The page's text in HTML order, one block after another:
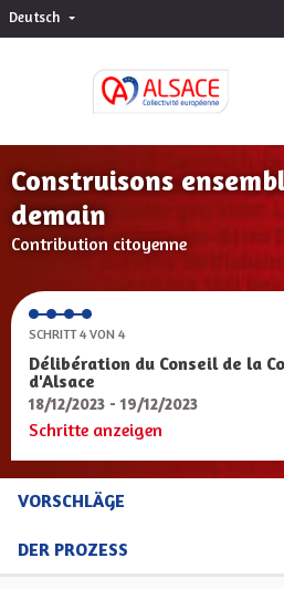
Deutsch Choisir la langue
Construisons
demain
Contribution citoyenne
SCHRITT 4 VON 4
Délibération du Conseil de la
d'Alsace
18/12/2023 - 19/12/2023
Schritte anzeigen
VORSCHLÄGE
DER PROZESS